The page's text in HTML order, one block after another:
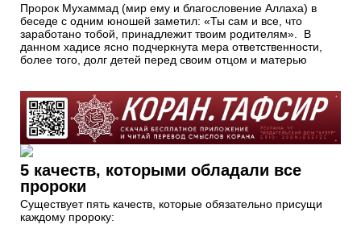
Пророк Мухаммад (мир ему и благословение Аллаха) в
беседе с одним юношей заметил: «Ты сам и все, что
заработано тобой, принадлежит твоим родителям». В
данном хадисе ясно подчеркнута мера ответственности,
более того, долг детей перед своим отцом и матерью
5 качеств, которыми обладали все
пророки
Существует пять качеств, которые обязательно присущи
каждому пророку: